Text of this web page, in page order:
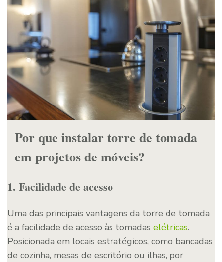
Por que instalar torre de tomada
em projetos de móveis?
1. Facilidade de acesso
Uma das principais vantagens da torre de tomada
é a facilidade de acesso às tomadas elétricas.
Posicionada em locais estratégicos, como bancadas
de cozinha, mesas de escritório ou ilhas, por